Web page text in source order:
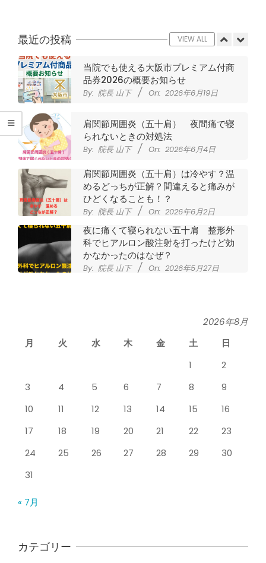
り
腰
痛
｜
整
体
な
ら
ヤ
タ
整
骨
院
最近の投稿 VIEW ALL
2026年7月11日
当院でも使える大阪市プレミアム付商
品券2026の概要お知らせ
By: 院長 山下 On: 2026年6月19日
肩関節周囲炎（五十肩） 夜間痛で寝
られないときの対処法
By: 院長 山下 On: 2026年6月4日
肩関節周囲炎（五十肩）は冷やす？温
めるどっちが正解？間違えると痛みが
ひどくなることも！？
By: 院長 山下 On: 2026年6月2日
夜に痛くて寝られない五十肩 整形外
科でヒアルロン酸注射を打ったけど効
かなかったのはなぜ？
By: 院長 山下 On: 2026年5月27日
2026年5月26日
膝のお皿の下が痛くて運動できない！
たほうがいい？それとも温める？
By: 院長 山下 On: 2026年5月25日
をしても痛みが取れない膝痛で来院さ
れた患者さまの声
By: 院長 山下 On: 2026年5月23日
ジャンプやダッシュで膝のお皿の下が
By: 院長 山下 On: 2026年5月22日
2026年8月
月
火 水 木 金 土
日
1
2
3
4 5 6 7 8
9
10
11 12 13 14 15
16
17
18 19 20 21 22
23
24
25 26 27 28 29
30
31
« 7月
カテゴリー